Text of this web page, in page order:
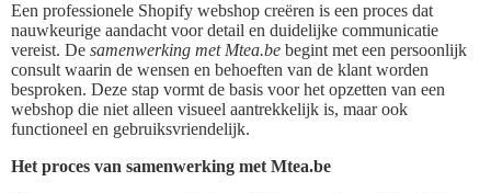
Een professionele Shopify webshop creëren is een proces dat
nauwkeurige aandacht voor detail en duidelijke communicatie
vereist. De samenwerking met Mtea.be begint met een persoonlijk
consult waarin de wensen en behoeften van de klant worden
besproken. Deze stap vormt de basis voor het opzetten van een
webshop die niet alleen visueel aantrekkelijk is, maar ook
functioneel en gebruiksvriendelijk.
Het proces van samenwerking met Mtea.be